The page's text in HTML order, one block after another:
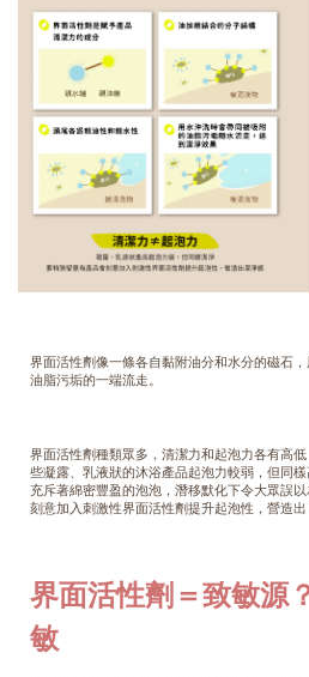
界面活性劑像一條各自黏附油分和水分的磁石
油脂污垢的一端流走。
界面活性劑種類眾多，清潔力和起泡力各有高
些凝露、乳液狀的沐浴產品起泡力較弱，但同
充斥著綿密豐盈的泡泡，潛移默化下令大眾誤
刻意加入刺激性界面活性劑提升起泡性，營造出
界面活性劑＝致敏源
敏